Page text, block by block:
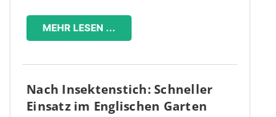
MEHR LESEN ...
Nach Insektenstich: Schneller
Einsatz im Englischen Garten